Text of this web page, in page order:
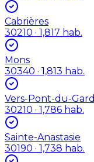
Cabrières
30210 · 1,817 hab.
Mons
30340 · 1,813 hab.
Vers-Pont-du-Gard
30210 · 1,786 hab.
Sainte-Anastasie
30190 · 1,738 hab.